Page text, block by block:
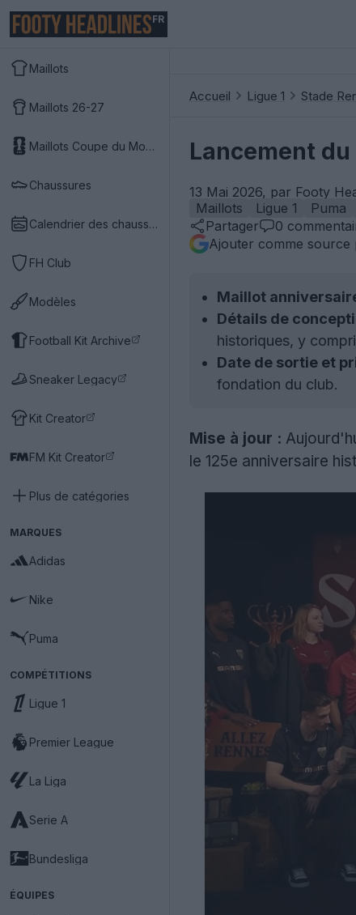
FR
Maillots
Maillots 26-27
Maillots Coupe du Monde 2026
Chaussures
Calendrier des chaussures
FH Club
Modèles
Football Kit Archive
Sneaker Legacy
Kit Creator
FM Kit Creator
Plus de catégories
MARQUES
Adidas
Nike
Puma
COMPÉTITIONS
Ligue 1
Premier League
La Liga
Serie A
Bundesliga
ÉQUIPES
Accueil Ligue 1 Stade
Lancement
13 Mai 2026, par Footy
Maillots
Ligue 1 Puma
Partager
0
Ajouter comme source
Maillot
Détails de
historiques, y
Date de sortie et
fondation du club.
Mise à jour :
le 125e anniversaire